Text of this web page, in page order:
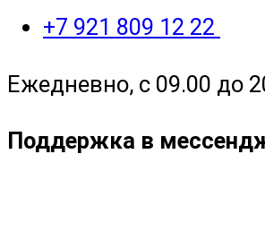
+7 921 809 12 22
Ежедневно, с 09.00 до
Поддержка в